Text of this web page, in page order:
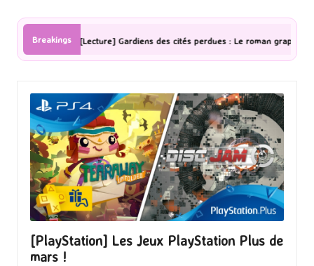
Breakings
[Lecture] Gardiens des cités perdues : Le roman graphique Tome 1 Partie 2
[PlayStation] Les Jeux PlayStation Plus de
mars !